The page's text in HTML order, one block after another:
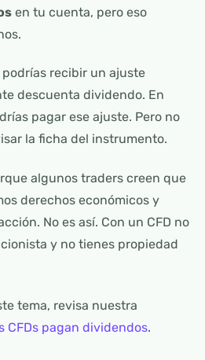
en tu cuenta, pero eso
recibir un ajuste
descuenta dividendo. En
pagar ese ajuste. Pero no
la ficha del instrumento.
algunos traders creen que
derechos económicos y
No es así. Con un CFD no
y no tienes propiedad
tema, revisa nuestra
CFDs pagan dividendos.